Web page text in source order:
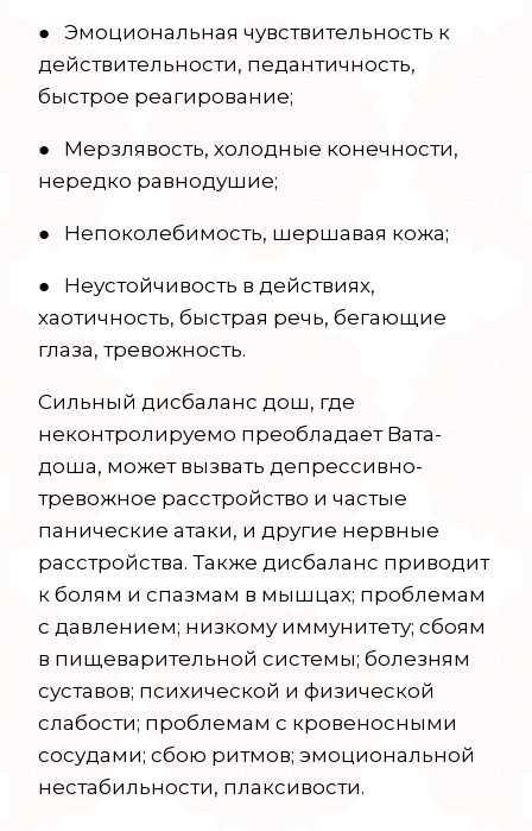
● Эмоциональная чувствительность к
действительности, педантичность,
быстрое реагирование;
● Мерзлявость, холодные конечности,
нередко равнодушие;
● Непоколебимость, шершавая кожа;
● Неустойчивость в действиях,
хаотичность, быстрая речь, бегающие
глаза, тревожность.
Сильный дисбаланс дош, где
неконтролируемо преобладает Вата-
доша, может вызвать депрессивно-
тревожное расстройство и частые
панические атаки, и другие нервные
расстройства. Также дисбаланс приводит
к болям и спазмам в мышцах; проблемам
с давлением; низкому иммунитету; сбоям
в пищеварительной системы; болезням
суставов; психической и физической
слабости; проблемам с кровеносными
сосудами; сбою ритмов; эмоциональной
нестабильности, плаксивости.